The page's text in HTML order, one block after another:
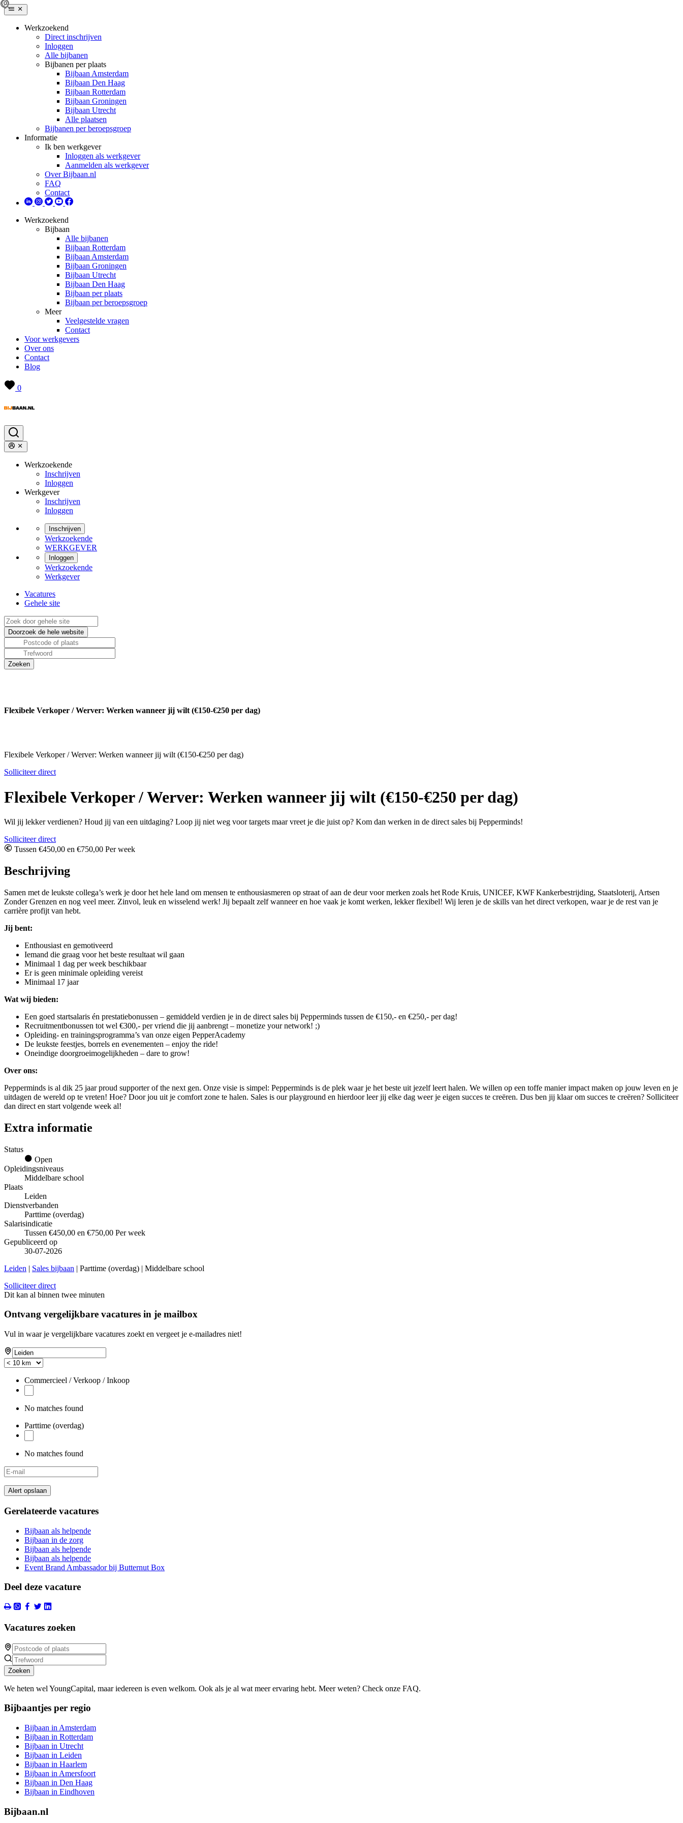
Werkzoekend
Direct inschrijven
Inloggen
Alle bijbanen
Bijbanen per plaats
Bijbaan Amsterdam
Bijbaan Den Haag
Bijbaan Rotterdam
Bijbaan Groningen
Bijbaan Utrecht
Alle plaatsen
Bijbanen per beroepsgroep
Informatie
Ik ben werkgever
Inloggen als werkgever
Aanmelden als werkgever
Over Bijbaan.nl
FAQ
Contact
Werkzoekend
Bijbaan
Alle bijbanen
Bijbaan Rotterdam
Bijbaan Amsterdam
Bijbaan Groningen
Bijbaan Utrecht
Bijbaan Den Haag
Bijbaan per plaats
Bijbaan per beroepsgroep
Meer
Veelgestelde vragen
Contact
Voor werkgevers
Over ons
Contact
Blog
0
Werkzoekende
Inschrijven
Inloggen
Werkgever
Inschrijven
Inloggen
Inschrijven
Werkzoekende
WERKGEVER
Inloggen
Werkzoekende
Werkgever
Vacatures
Gehele site
Flexibele Verkoper / Werver: Werken wanneer jij wilt (€150-€250 per dag)
Flexibele Verkoper / Werver: Werken wanneer jij wilt (€150-€250 per dag)
Solliciteer direct
Flexibele Verkoper / Werver: Werken wanneer jij wilt (€150-€250 per dag)
Wil jij lekker verdienen? Houd jij van een uitdaging? Loop jij niet weg voor targets maar vreet je die juist op? Kom dan werken in de direct sales bij Pepperminds!
Solliciteer direct
Tussen €450,00 en €750,00 Per week
Beschrijving
Samen met de leukste collega’s werk je door het hele land om mensen te enthousiasmeren op straat of aan de deur voor merken zoals het Rode Kruis, UNICEF, KWF Kankerbestrijding, Staatsloterij, Artsen
Zonder Grenzen en nog veel meer. Zinvol, leuk en wisselend werk! Jij bepaalt zelf wanneer en hoe vaak je komt werken, lekker flexibel! Wij leren je de skills van het direct verkopen, waar je de rest van je
carrière profijt van hebt.
Jij bent:
Enthousiast en gemotiveerd
Iemand die graag voor het beste resultaat wil gaan
Minimaal 1 dag per week beschikbaar
Er is geen minimale opleiding vereist
Minimaal 17 jaar
Wat wij bieden:
Een goed startsalaris én prestatiebonussen – gemiddeld verdien je in de direct sales bij Pepperminds tussen de €150,- en €250,- per dag!
Recruitmentbonussen tot wel €300,- per vriend die jij aanbrengt – monetize your network! ;)
Opleiding- en trainingsprogramma’s van onze eigen PepperAcademy
De leukste feestjes, borrels en evenementen – enjoy the ride!
Oneindige doorgroeimogelijkheden – dare to grow!
Over ons:
Pepperminds is al dik 25 jaar proud supporter of the next gen. Onze visie is simpel: Pepperminds is de plek waar je het beste uit jezelf leert halen. We willen op een toffe manier impact maken op jouw leven en je
uitdagen de wereld op te vreten! Hoe? Door jou uit je comfort zone te halen. Sales is our playground en hierdoor leer jij elke dag weer je eigen succes te creëren. Dus ben jij klaar om succes te creëren? Solliciteer
dan direct en start volgende week al!
Extra informatie
Status
Open
Opleidingsniveaus
Middelbare school
Plaats
Leiden
Dienstverbanden
Parttime (overdag)
Salarisindicatie
Tussen €450,00 en €750,00 Per week
Gepubliceerd op
30-07-2026
Leiden | Sales bijbaan | Parttime (overdag) | Middelbare school
Solliciteer direct
Dit kan al binnen twee minuten
Ontvang vergelijkbare vacatures in je mailbox
Vul in waar je vergelijkbare vacatures zoekt en vergeet je e-mailadres niet!
If
you
are
human,
Commercieel / Verkoop / Inkoop
No matches found
Parttime (overdag)
No matches found
Alert opslaan
Gerelateerde vacatures
Bijbaan als helpende
Bijbaan in de zorg
Bijbaan als helpende
Bijbaan als helpende
Event Brand Ambassador bij Butternut Box
Deel deze vacature
Vacatures zoeken
Zoeken
We heten wel YoungCapital, maar iedereen is even welkom. Ook als je al wat meer ervaring hebt. Meer weten? Check onze FAQ.
Bijbaantjes per regio
Bijbaan in Amsterdam
Bijbaan in Rotterdam
Bijbaan in Utrecht
Bijbaan in Leiden
Bijbaan in Haarlem
Bijbaan in Amersfoort
Bijbaan in Den Haag
Bijbaan in Eindhoven
Bijbaan.nl